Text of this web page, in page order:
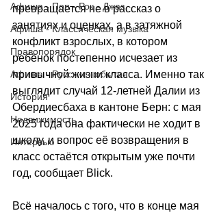
Афиша - Поп - Рок - Джаз
Афиша - Классическая музыка
Правопорядок
Афиша - Русские события
История
Недвижимость
Интервью
превращается не в рассказ о
занятиях и оценках, а в затяжной
конфликт взрослых, в котором
ребёнок постепенно исчезает из
привычной жизни класса. Именно так
выглядит случай 12-летней Далии из
Обердиесбаха в кантоне Берн: с мая
2025 года она фактически не ходит в
школу, и вопрос её возвращения в
класс остаётся открытым уже почти
год, сообщает Blick.
Всё началось с того, что в конце мая